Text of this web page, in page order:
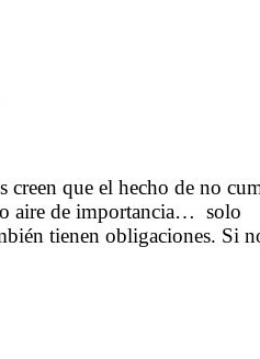
creen que el hecho de no
aire de importancia… solo
tienen obligaciones. Si